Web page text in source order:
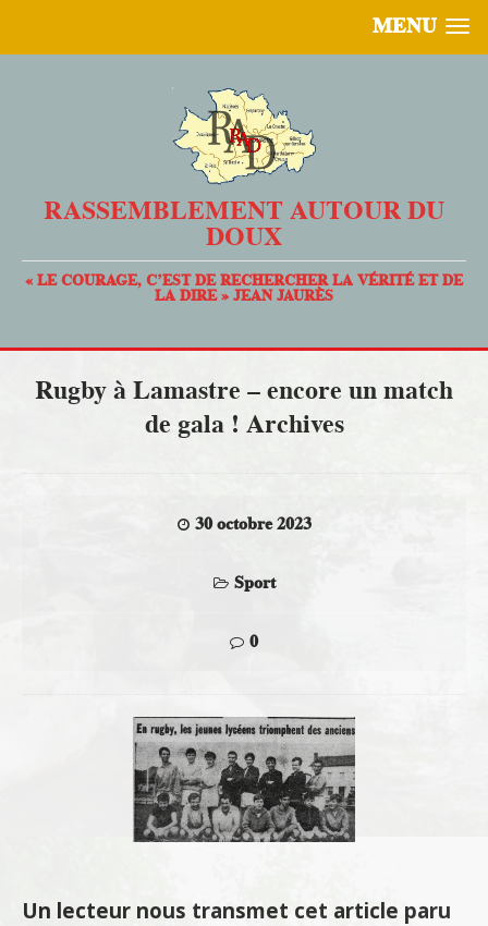
MENU
RASSEMBLEMENT AUTOUR DU
DOUX
« LE COURAGE, C’EST DE RECHERCHER LA VÉRITÉ ET DE
LA DIRE » JEAN JAURÈS
Rugby à Lamastre – encore un match
de gala ! Archives
30 octobre 2023
Sport
0
Un lecteur nous transmet cet article paru